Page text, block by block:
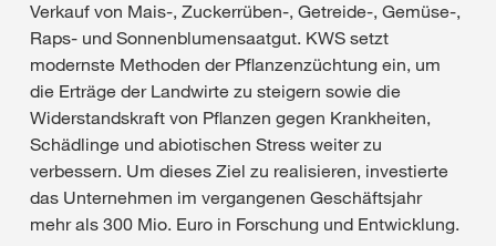
Verkauf von Mais-, Zuckerrüben-, Getreide-, Gemüse-,
Raps- und Sonnenblumensaatgut. KWS setzt
modernste Methoden der Pflanzenzüchtung ein, um
die Erträge der Landwirte zu steigern sowie die
Widerstandskraft von Pflanzen gegen Krankheiten,
Schädlinge und abiotischen Stress weiter zu
verbessern. Um dieses Ziel zu realisieren, investierte
das Unternehmen im vergangenen Geschäftsjahr
mehr als 300 Mio. Euro in Forschung und Entwicklung.